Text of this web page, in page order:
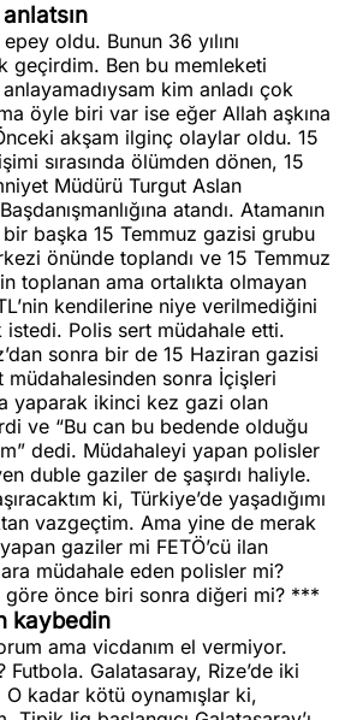
oldu. Bunun 36 yılını
geçirdim. Ben bu memleketi
kim anladı çok
öyle biri var ise eğer Allah aşkına
akşam ilginç olaylar oldu. 15
sırasında ölümden dönen, 15
Müdürü Turgut Aslan
atandı. Atamanın
bir başka 15 Temmuz gazisi grubu
önünde toplandı ve 15 Temmuz
toplanan ama ortalıkta olmayan
kendilerine niye verilmediğini
Polis sert müdahale etti.
sonra bir de 15 Haziran gazisi
sonra İçişleri
yaparak ikinci kez gazi olan
ve “Bu can bu bedende olduğu
dedi. Müdahaleyi yapan polisler
duble gaziler de şaşırdı haliyle.
ki, Türkiye’de yaşadığımı
vazgeçtim. Ama yine de merak
gaziler mi FETÖ’cü ilan
müdahale eden polisler mi?
göre önce biri sonra diğeri mi? ***
kaybedin
ama vicdanım el vermiyor.
Galatasaray, Rize’de iki
kadar kötü oynamışlar ki,